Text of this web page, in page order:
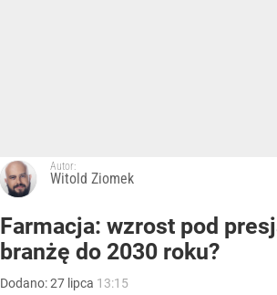
Autor:
Witold Ziomek
Farmacja: wzrost pod
branżę do 2030 roku?
Dodano:27 lipca 13:15